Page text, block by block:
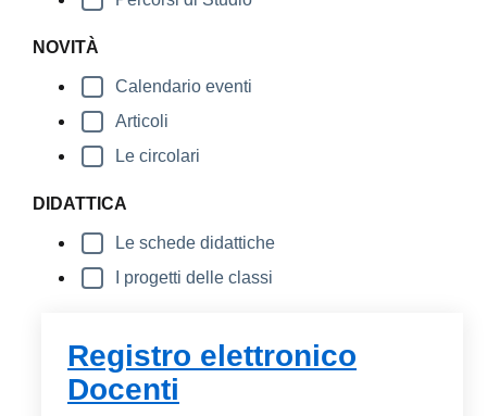
NOVITÀ
Calendario eventi
Articoli
Le circolari
DIDATTICA
Le schede didattiche
I progetti delle classi
Registro elettronico
Docenti